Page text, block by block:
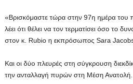
«Βρισκόμαστε τώρα στην 97η ημέρα του
λέει ότι θέλει να τον τερματίσει όσο το
στον κ. Rubio η εκπρόσωπος Sara
Και οι δύο πλευρές στη σύγκρουση
την ανταλλαγή πυρών στη Μέση Ανατολή.